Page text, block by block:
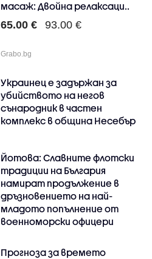
масаж: Двойна релаксаци..
65.00 € 93.00 €
Grabo.bg
Украинец е задържан за
убийството на негов
сънародник в частен
комплекс в община Несебър
Йотова: Славните флотски
традиции на България
намират продължение в
дръзновението на най-
младото попълнение от
военноморски офицери
Прогноза за времето